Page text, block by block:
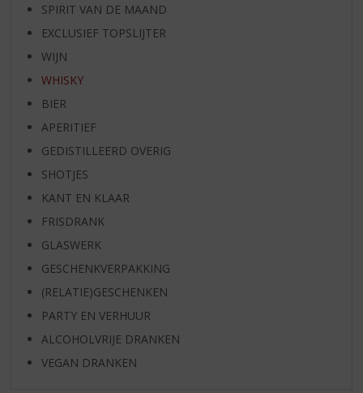
SPIRIT VAN DE MAAND
EXCLUSIEF TOPSLIJTER
WIJN
WHISKY
BIER
APERITIEF
GEDISTILLEERD OVERIG
SHOTJES
KANT EN KLAAR
FRISDRANK
GLASWERK
GESCHENKVERPAKKING
(RELATIE)GESCHENKEN
PARTY EN VERHUUR
ALCOHOLVRIJE DRANKEN
VEGAN DRANKEN